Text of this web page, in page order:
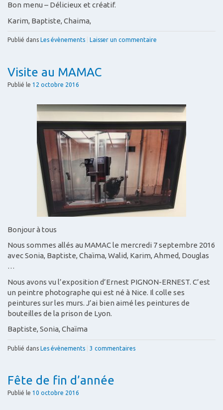
Bon menu – Délicieux et créatif.
Karim, Baptiste, Chaima,
Publié dans Les évènements Laisser un commentaire
Visite au MAMAC
Publié le 12 octobre 2016
Bonjour à tous
Nous sommes allés au MAMAC le mercredi 7 septembre 2016
avec Sonia, Baptiste, Chaïma, Walid, Karim, Ahmed, Douglas
…
Nous avons vu l’exposition d’Ernest PIGNON-ERNEST. C’est
un peintre photographe qui est né à Nice. Il colle ses
peintures sur les murs. J’ai bien aimé les peintures de
bouteilles de la prison de Lyon.
Baptiste, Sonia, Chaïma
Publié dans Les évènements 3 commentaires
Fête de fin d’année
Publié le 10 octobre 2016